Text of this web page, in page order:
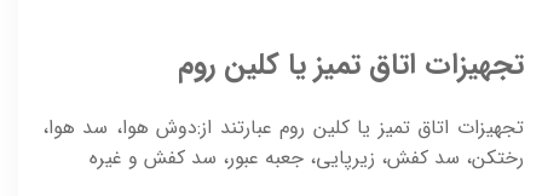
تجهيزات اتاق تمیز یا کلین روم
تجهيزات اتاق تمیز یا کلین روم عبارتند از:دوش هوا، سد هوا،
رختکن، سد کفش، زيرپايی، جعبه عبور، سد کفش و غيره